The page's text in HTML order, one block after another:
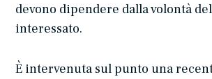
devono dipendere dalla volontà
interessato.
È intervenuta sul punto una